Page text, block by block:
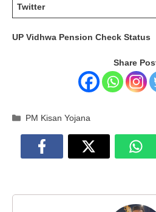
Twitter
UP Vidhwa Pension Check Status
Share
Categories
PM Kisan Yojana